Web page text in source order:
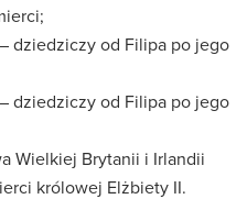
dziedziczy od Filipa po jego
dziedziczy od Filipa po jego
Wielkiej Brytanii i Irlandii
królowej Elżbiety II.